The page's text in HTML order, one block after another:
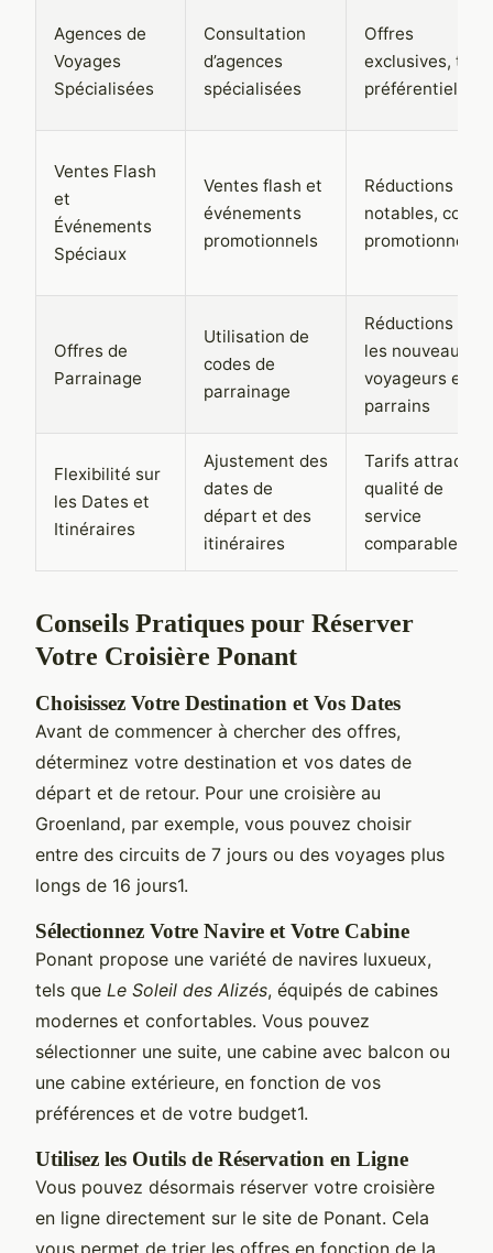
Agences de
Voyages
Spécialisées
Consultation
d’agences
spécialisées
Offres
exclusives,
préférentiels
Ventes Flash
et
Événements
Spéciaux
Ventes flash et
événements
promotionnels
Réductions
notables, codes
promotionnels
Offres de
Parrainage
Utilisation de
codes de
parrainage
Réductions pour
les nouveaux
voyageurs et
parrains
Flexibilité sur
les Dates et
Itinéraires
Ajustement des
dates de
départ et des
itinéraires
Tarifs attractifs,
qualité de
service
comparable
Conseils Pratiques pour Réserver
Votre Croisière Ponant
Choisissez Votre Destination et Vos Dates
Avant de commencer à chercher des offres,
déterminez votre destination et vos dates de
départ et de retour. Pour une croisière au
Groenland, par exemple, vous pouvez choisir
entre des circuits de 7 jours ou des voyages plus
longs de 16 jours1.
Sélectionnez Votre Navire et Votre Cabine
Ponant propose une variété de navires luxueux,
tels que Le Soleil des Alizés, équipés de cabines
modernes et confortables. Vous pouvez
sélectionner une suite, une cabine avec balcon ou
une cabine extérieure, en fonction de vos
préférences et de votre budget1.
Utilisez les Outils de Réservation en Ligne
Vous pouvez désormais réserver votre croisière
en ligne directement sur le site de Ponant. Cela
vous permet de trier les offres en fonction de la